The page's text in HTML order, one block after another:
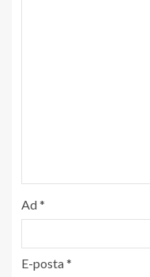
Ad*
E-posta*